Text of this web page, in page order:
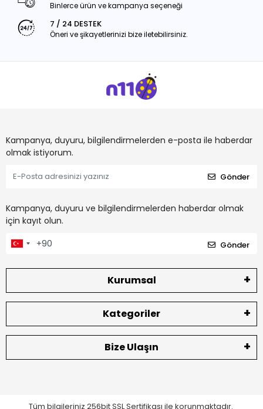
Binlerce ürün ve kampanya seçeneği
7 / 24 DESTEK
Öneri ve şikayetlerinizi bize iletebilirsiniz.
Kampanya, duyuru, bilgilendirmelerden e-posta ile haberdar
olmak istiyorum.
Gönder
Kampanya, duyuru ve bilgilendirmelerden haberdar olmak
için kayıt olun.
Gönder
Kurumsal
Kategoriler
Bize Ulaşın
Tüm bilgileriniz 256bit SSL Sertifikası ile korunmaktadır.